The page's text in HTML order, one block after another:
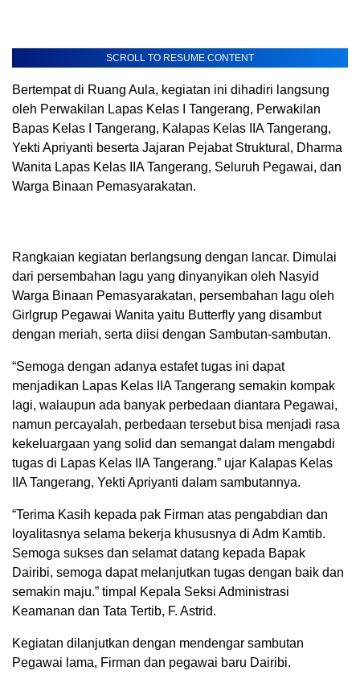
SCROLL TO RESUME CONTENT
Bertempat di Ruang Aula, kegiatan ini dihadiri langsung
oleh Perwakilan Lapas Kelas I Tangerang, Perwakilan
Bapas Kelas I Tangerang, Kalapas Kelas IIA Tangerang,
Yekti Apriyanti beserta Jajaran Pejabat Struktural, Dharma
Wanita Lapas Kelas IIA Tangerang, Seluruh Pegawai, dan
Warga Binaan Pemasyarakatan.
Rangkaian kegiatan berlangsung dengan lancar. Dimulai
dari persembahan lagu yang dinyanyikan oleh Nasyid
Warga Binaan Pemasyarakatan, persembahan lagu oleh
Girlgrup Pegawai Wanita yaitu Butterfly yang disambut
dengan meriah, serta diisi dengan Sambutan-sambutan.
“Semoga dengan adanya estafet tugas ini dapat
menjadikan Lapas Kelas IIA Tangerang semakin kompak
lagi, walaupun ada banyak perbedaan diantara Pegawai,
namun percayalah, perbedaan tersebut bisa menjadi rasa
kekeluargaan yang solid dan semangat dalam mengabdi
tugas di Lapas Kelas IIA Tangerang.” ujar Kalapas Kelas
IIA Tangerang, Yekti Apriyanti dalam sambutannya.
“Terima Kasih kepada pak Firman atas pengabdian dan
loyalitasnya selama bekerja khususnya di Adm Kamtib.
Semoga sukses dan selamat datang kepada Bapak
Dairibi, semoga dapat melanjutkan tugas dengan baik dan
semakin maju.” timpal Kepala Seksi Administrasi
Keamanan dan Tata Tertib, F. Astrid.
Kegiatan dilanjutkan dengan mendengar sambutan
Pegawai lama, Firman dan pegawai baru Dairibi.